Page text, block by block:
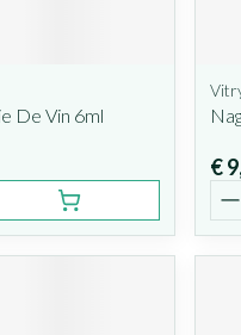
De Vin 6ml
€